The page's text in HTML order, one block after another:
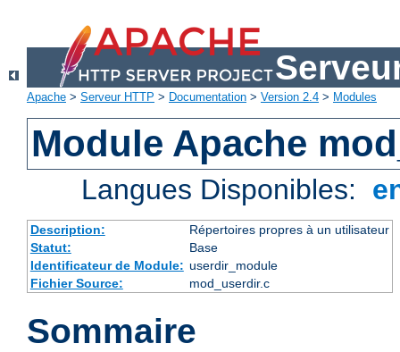
Apache > Serveur HTTP > Documentation > Version 2.4 > Modules
Module Apache
Langues Disponibles:
Description:
Répertoires propres à un utilisateur
Statut:
Base
Identificateur de Module: userdir_module
Fichier Source:
mod_userdir.c
Sommaire